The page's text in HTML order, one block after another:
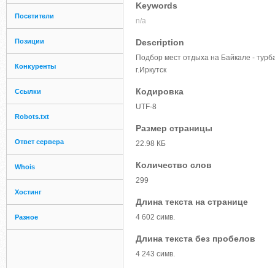
Посетители
Позиции
Конкуренты
Ссылки
Robots.txt
Ответ сервера
Whois
Хостинг
Разное
Keywords
n/a
Description
Подбор мест отдыха на Байкале -
г.Иркутск
Кодировка
UTF-8
Размер страницы
22.98 КБ
Количество слов
299
Длина текста на странице
4 602 симв.
Длина текста без пробелов
4 243 симв.